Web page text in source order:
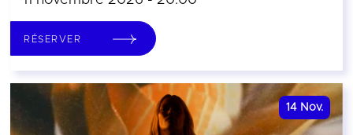
RÉSERVER
14 Nov.